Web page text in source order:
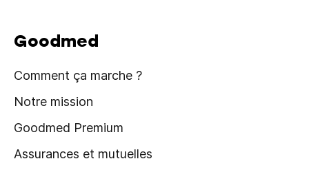
Goodmed
Comment ça marche ?
Notre mission
Goodmed Premium
Assurances et mutuelles